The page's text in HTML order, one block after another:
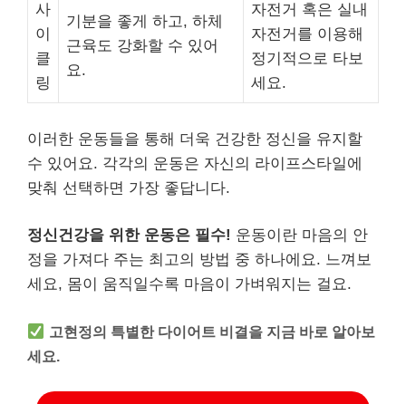
사
이
클
링
기분을 좋게 하고, 하체
근육도 강화할 수 있어
요.
자전거 혹은 실내
자전거를 이용해
정기적으로 타보
세요.
이러한 운동들을 통해 더욱 건강한 정신을 유지할
수 있어요. 각각의 운동은 자신의 라이프스타일에
맞춰 선택하면 가장 좋답니다.
정신건강을 위한 운동은 필수! 운동이란 마음의 안
정을 가져다 주는 최고의 방법 중 하나에요. 느껴보
세요, 몸이 움직일수록 마음이 가벼워지는 걸요.
고현정의 특별한 다이어트 비결을 지금 바로 알아보
세요.